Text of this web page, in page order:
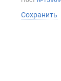
Сохранить